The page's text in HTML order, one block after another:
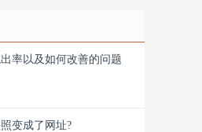
率以及如何改善的问题
变成了网址?